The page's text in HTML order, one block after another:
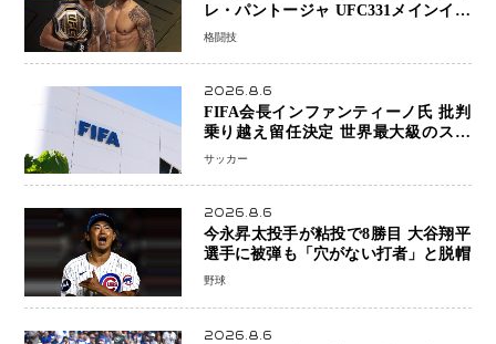
レ・パントージャ UFC331メインイベ
ントで再戦決定 「完全決着」に世界
王座挑戦は再び遠のく
格闘技
2026.8.6
FIFA会長インファンティーノ氏 批判
乗り越え留任決定 世界最大級のスポ
ーツ組織を支える「権威」は揺るがず
サッカー
2026.8.6
今永昇太投手が粘投で8勝目 大谷翔平
選手に被弾も「穴がない打者」と脱帽
野球
2026.8.6